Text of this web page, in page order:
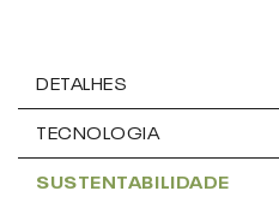
DETALHES
TECNOLOGIA
SUSTENTABILIDADE